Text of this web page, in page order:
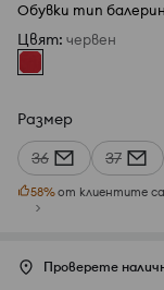
Обувки тип
Цвят: червeн
Размер
36 37
58%от клиентите
Проверете